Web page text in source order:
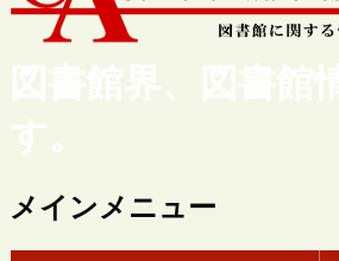
図書館界、図書
す。
メインメニュー